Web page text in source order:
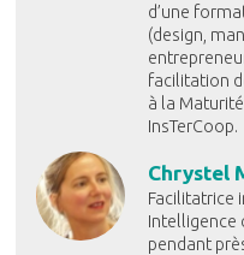
d’une
(design,
facilitation
à la
InsTerCoop.
Chrystel
Facilitatrice
Intelligence
pendant